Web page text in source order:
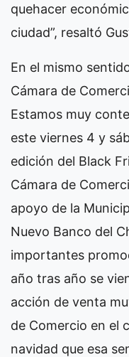
quehacer
ciudad”, resaltó
En el mismo
Cámara de
Estamos muy
este viernes 4 y
edición del Black
Cámara de
apoyo de la
Nuevo Banco del
importantes
año tras año se
acción de venta
de Comercio en el
navidad que esa